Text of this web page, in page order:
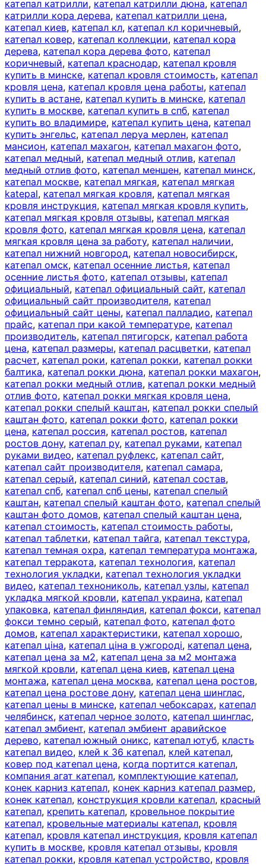
катепал катрилли, катепал катрилли дюна, катепал
катрилли кора дерева, катепал катрилли цена,
катепал киев, катепал кл, катепал кл коричневый,
катепал ковер, катепал коллекции, катепал кора
дерева, катепал кора дерева фото, катепал
коричневый, катепал краснодар, катепал кровля
купить в минске, катепал кровля стоимость, катепал
кровля цена, катепал кровля цена работы, катепал
купить в астане, катепал купить в минске, катепал
купить в москве, катепал купить в спб, катепал
купить во владимире, катепал купить цена, катепал
купить энгельс, катепал леруа мерлен, катепал
мансион, катепал махагон, катепал махагон фото,
катепал медный, катепал медный отлив, катепал
медный отлив фото, катепал меншен, катепал минск,
катепал москве, катепал мягкая, катепал мягкая
katepal, катепал мягкая кровля, катепал мягкая
кровля инструкция, катепал мягкая кровля купить,
катепал мягкая кровля отзывы, катепал мягкая
кровля фото, катепал мягкая кровля цена, катепал
мягкая кровля цена за работу, катепал наличии,
катепал нижний новгород, катепал новосибирск,
катепал омск, катепал осенние листья, катепал
осенние листья фото, катепал отзывы, катепал
официальный, катепал официальный сайт, катепал
официальный сайт производителя, катепал
официальный сайт цены, катепал палладио, катепал
прайс, катепал при какой температуре, катепал
производитель, катепал пятигорск, катепал работа
цена, катепал размеры, катепал расцветки, катепал
расчет, катепал роки, катепал рокки, катепал рокки
балтика, катепал рокки дюна, катепал рокки махагон,
катепал рокки медный отлив, катепал рокки медный
отлив фото, катепал рокки мягкая кровля цена,
катепал рокки спелый каштан, катепал рокки спелый
каштан фото, катепал рокки фото, катепал рокки
цена, катепал россия, катепал ростов, катепал
ростов дону, катепал ру, катепал руками, катепал
руками видео, катепал руфлекс, катепал сайт,
катепал сайт производителя, катепал самара,
катепал серый, катепал синий, катепал состав,
катепал спб, катепал спб цены, катепал спелый
каштан, катепал спелый каштан фото, катепал спелый
каштан фото домов, катепал спелый каштан цена,
катепал стоимость, катепал стоимость работы,
катепал таблетки, катепал тайга, катепал текстура,
катепал темная охра, катепал температура монтажа,
катепал терракота, катепал технология, катепал
технология укладки, катепал технология укладки
видео, катепал технониколь, катепал узлы, катепал
укладка мягкой кровли, катепал украина, катепал
упаковка, катепал финляндия, катепал фокси, катепал
фокси темно серый, катепал фото, катепал фото
домов, катепал характеристики, катепал хорошо,
катепал ціна, катепал ціна в ужгороді, катепал цена,
катепал цена за м2, катепал цена за м2 монтажа
мягкой кровли, катепал цена киев, катепал цена
монтажа, катепал цена москва, катепал цена ростов,
катепал цена ростове дону, катепал цена шинглас,
катепал цены в минске, катепал чебоксарах, катепал
челябинск, катепал черное золото, катепал шинглас,
катепал эмбиент, катепал эмбиент аравийское
дерево, катепал южный оникс, катепал ютуб, класть
катепал видео, клей к 36 катепал, клей катепал,
ковер под катепал цена, когда портится катепал,
компания агат катепал, комплектующие катепал,
конек карниз катепал, конек карниз катепал размер,
конек катепал, конструкция кровли катепал, красный
катепал, крепить катепал, кровельное покрытие
катепал, кровельные материалы катепал, кровля
катепал, кровля катепал инструкция, кровля катепал
купить в москве, кровля катепал отзывы, кровля
катепал рокки, кровля катепал устройство, кровля